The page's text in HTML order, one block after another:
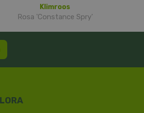
Klimroos
Rosa 'Constance Spry'